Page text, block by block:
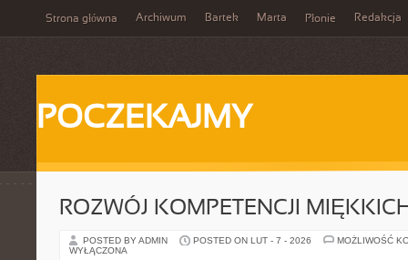
Strona główna Archiwum Bartek Marta Płonie Redakcja
POCZEKAJMY
ROZWÓJ KOMPETENCJI
POSTED BY ADMIN POSTED ON LUT - 7 - 2026
MOŻLIWOŚĆ
WYŁĄCZONA